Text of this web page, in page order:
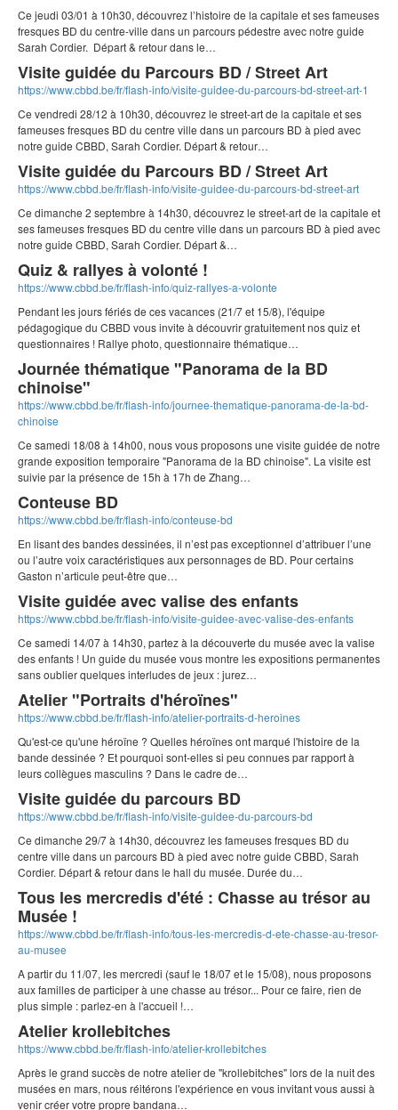
Ce jeudi 03/01 à 10h30, découvrez l’histoire de la capitale et ses fameuses
fresques BD du centre-ville dans un parcours pédestre avec notre guide
Sarah Cordier. Départ & retour dans le…
Visite guidée du Parcours BD / Street Art
https://www.cbbd.be/fr/flash-info/visite-guidee-du-parcours-bd-street-art-1
Ce vendredi 28/12 à 10h30, découvrez le street-art de la capitale et ses
fameuses fresques BD du centre ville dans un parcours BD à pied avec
notre guide CBBD, Sarah Cordier. Départ & retour…
Visite guidée du Parcours BD / Street Art
https://www.cbbd.be/fr/flash-info/visite-guidee-du-parcours-bd-street-art
Ce dimanche 2 septembre à 14h30, découvrez le street-art de la capitale et
ses fameuses fresques BD du centre ville dans un parcours BD à pied avec
notre guide CBBD, Sarah Cordier. Départ &…
Quiz & rallyes à volonté !
https://www.cbbd.be/fr/flash-info/quiz-rallyes-a-volonte
Pendant les jours fériés de ces vacances (21/7 et 15/8), l'équipe
pédagogique du CBBD vous invite à découvrir gratuitement nos quiz et
questionnaires ! Rallye photo, questionnaire thématique…
Journée thématique "Panorama de la BD
chinoise"
https://www.cbbd.be/fr/flash-info/journee-thematique-panorama-de-la-bd-
chinoise
Ce samedi 18/08 à 14h00, nous vous proposons une visite guidée de notre
grande exposition temporaire "Panorama de la BD chinoise". La visite est
suivie par la présence de 15h à 17h de Zhang…
Conteuse BD
https://www.cbbd.be/fr/flash-info/conteuse-bd
En lisant des bandes dessinées, il n’est pas exceptionnel d’attribuer l’une
ou l’autre voix caractéristiques aux personnages de BD. Pour certains
Gaston n’articule peut-être que…
Visite guidée avec valise des enfants
https://www.cbbd.be/fr/flash-info/visite-guidee-avec-valise-des-enfants
Ce samedi 14/07 à 14h30, partez à la découverte du musée avec la valise
des enfants ! Un guide du musée vous montre les expositions permanentes
sans oublier quelques interludes de jeux : jurez…
Atelier "Portraits d'héroïnes"
https://www.cbbd.be/fr/flash-info/atelier-portraits-d-heroines
Qu'est-ce qu'une héroïne ? Quelles héroïnes ont marqué l'histoire de la
bande dessinée ? Et pourquoi sont-elles si peu connues par rapport à
leurs collègues masculins ? Dans le cadre de…
Visite guidée du parcours BD
https://www.cbbd.be/fr/flash-info/visite-guidee-du-parcours-bd
Ce dimanche 29/7 à 14h30, découvrez les fameuses fresques BD du
centre ville dans un parcours BD à pied avec notre guide CBBD, Sarah
Cordier. Départ & retour dans le hall du musée. Durée du…
Tous les mercredis d'été : Chasse au trésor au
Musée !
https://www.cbbd.be/fr/flash-info/tous-les-mercredis-d-ete-chasse-au-tresor-
au-musee
A partir du 11/07, les mercredi (sauf le 18/07 et le 15/08), nous proposons
aux familles de participer à une chasse au trésor... Pour ce faire, rien de
plus simple : parlez-en à l'accueil !…
Atelier krollebitches
https://www.cbbd.be/fr/flash-info/atelier-krollebitches
Après le grand succès de notre atelier de "krollebitches" lors de la nuit des
musées en mars, nous réitérons l'expérience en vous invitant vous aussi à
venir créer votre propre bandana…